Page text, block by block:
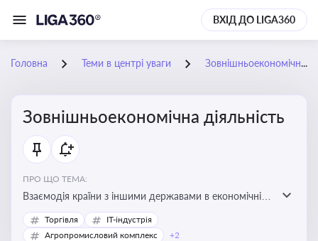
ВХІД ДО LIGA360
Головна Теми в центрі уваги Зовнішньоекономічна діяльність
Зовнішньоекономічна діяльність
ПРО ЩО ТЕМА:
Взаємодія країни з іншими державами в економічній
сфері, включаючи експорт та імпорт товарів і послуг,
міжнародні фінансові операції, інвестиції, торгівлю,
Торгівля
IT-індустрія
Агропромисловий комплекс
+2